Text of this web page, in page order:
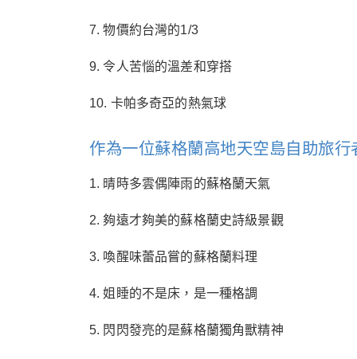
7. 物價約台灣的1/3
9. 令人苦惱的溫差和穿搭
10. 卡帕多奇亞的熱氣球
作為一位蘇格蘭高地天空島自助旅
1. 晴時多雲偶陣雨的蘇格蘭天氣
2. 夠遠才夠美的蘇格蘭史詩級景觀
3. 喚醒味蕾品嘗的蘇格蘭料理
4. 姐睡的不是床，是一種格調
5. 閃閃發亮的是蘇格蘭獨角獸精神